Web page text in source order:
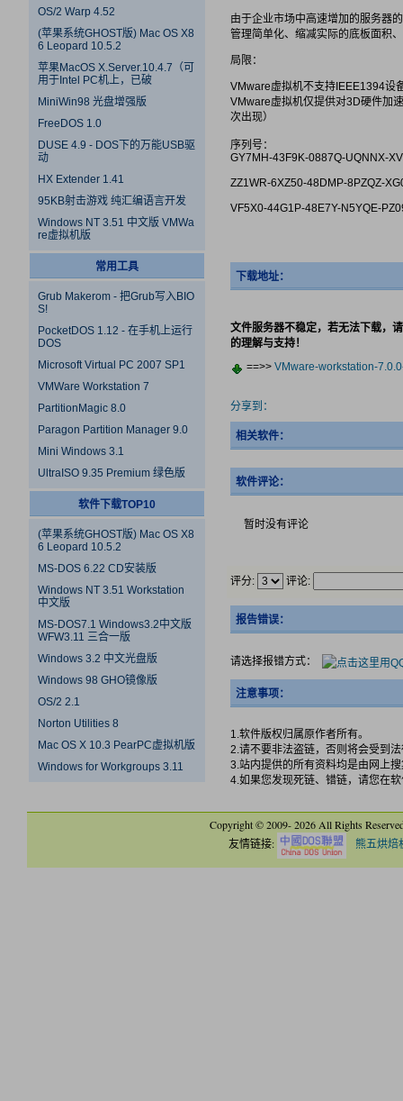
OS/2 Warp 4.52
(苹果系统GHOST版) Mac OS X8
6 Leopard 10.5.2
苹果MacOS X.Server.10.4.7（可
用于Intel PC机上，已破
MiniWin98 光盘增强版
FreeDOS 1.0
DUSE 4.9 - DOS下的万能USB驱
动
HX Extender 1.41
95KB射击游戏 纯汇编语言开发
Windows NT 3.51 中文版 VMWa
re虚拟机版
常用工具
Grub Makerom - 把Grub写入BIO
S!
PocketDOS 1.12 - 在手机上运行
DOS
Microsoft Virtual PC 2007 SP1
VMWare Workstation 7
PartitionMagic 8.0
Paragon Partition Manager 9.0
Mini Windows 3.1
UltraISO 9.35 Premium 绿色版
软件下载TOP10
(苹果系统GHOST版) Mac OS X8
6 Leopard 10.5.2
MS-DOS 6.22 CD安装版
Windows NT 3.51 Workstation
中文版
MS-DOS7.1 Windows3.2中文版
WFW3.11 三合一版
Windows 3.2 中文光盘版
Windows 98 GHO镜像版
OS/2 2.1
Norton Utilities 8
Mac OS X 10.3 PearPC虚拟机版
Windows for Workgroups 3.11
由于企业市场中高速增加的服务器
管理简单化、缩减实际的底板面积
局限：
VMware虚拟机不支持IEEE1394设
VMware虚拟机仅提供对3D硬件加
次出现）
序列号：
GY7MH-43F9K-0887Q-UQNNX-
ZZ1WR-6XZ50-48DMP-8PZQZ-
VF5X0-44G1P-48E7Y-N5YQE-
下载地址：
文件服务器不稳定，若无法下载，
的理解与支持！
==>> VMware-workstation-
分享到：
相关软件：
软件评论：
暂时没有评论
评分: 评论:
报告错误：
请选择报错方式：
注意事项：
1.软件版权归属原作者所有。
2.请不要非法盗链，否则将会受到
3.站内提供的所有资料均是由网上
4.如果您发现死链、错链，请您在
Copyright © 2009-2026 All Rights
友情链接:
熊五烘焙